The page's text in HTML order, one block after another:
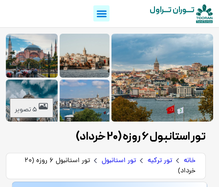
تـــوران تـــراول
5 تصویر
تور استانبول 6 روزه (20 خرداد)
خانه تور ترکیه تور استانبول
تور استانبول 6 روزه (20
خرداد)